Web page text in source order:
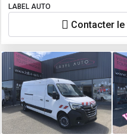
LABEL AUTO
Contacter le